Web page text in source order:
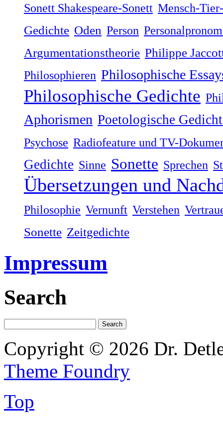
Sonett Shakespeare-Sonett Mensch-
Gedichte Oden Person
Argumentationstheorie Philippe
Philosophieren Philosophische
Philosophische Gedichte
Aphorismen Poetologische
Psychose Radiofeature und TV-
Gedichte Sinne Sonette Sprechen
Übersetzungen und
Philosophie Vernunft Verstehen
Sonette Zeitgedichte
Impressum
Search
Copyright © 2026 Dr.
Theme Foundry
Top